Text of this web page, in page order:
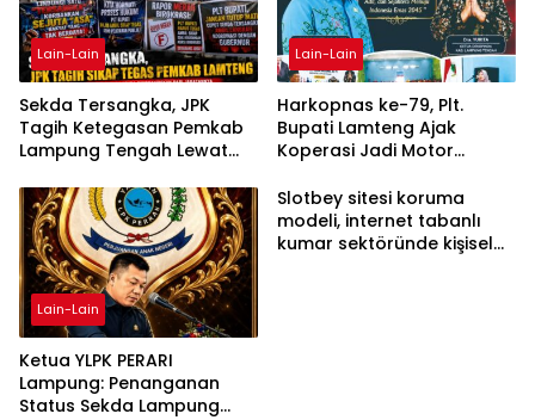
Lain-Lain
Sekda Tersangka, JPK
Tagih Ketegasan Pemkab
Lampung Tengah Lewat
Lain-Lain
Harkopnas ke-79, Plt.
Bupati Lamteng Ajak
Koperasi Jadi Motor
Lain-Lain
Ketua YLPK PERARI
Lampung: Penanganan
Status Sekda Lampung
Slotbey sitesi koruma
modeli, internet tabanlı
kumar sektöründe kişisel